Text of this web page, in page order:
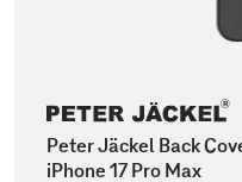
Peter Jäckel Back
iPhone 17 Pro Max